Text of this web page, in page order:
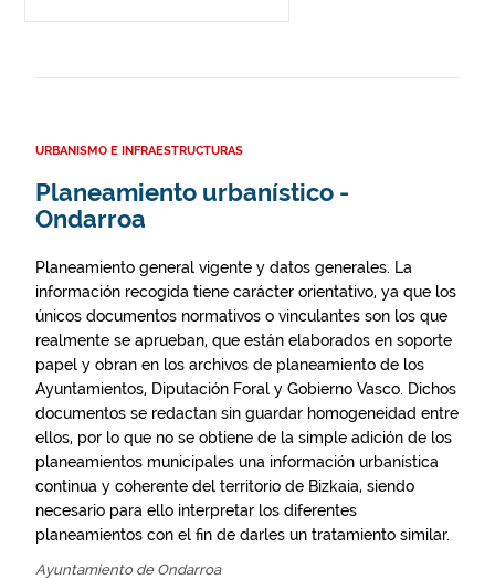
URBANISMO E INFRAESTRUCTURAS
Planeamiento urbanístico -
Ondarroa
Planeamiento general vigente y datos generales. La
información recogida tiene carácter orientativo, ya que los
únicos documentos normativos o vinculantes son los que
realmente se aprueban, que están elaborados en soporte
papel y obran en los archivos de planeamiento de los
Ayuntamientos, Diputación Foral y Gobierno Vasco. Dichos
documentos se redactan sin guardar homogeneidad entre
ellos, por lo que no se obtiene de la simple adición de los
planeamientos municipales una información urbanística
continua y coherente del territorio de Bizkaia, siendo
necesario para ello interpretar los diferentes
planeamientos con el fin de darles un tratamiento similar.
Ayuntamiento de Ondarroa